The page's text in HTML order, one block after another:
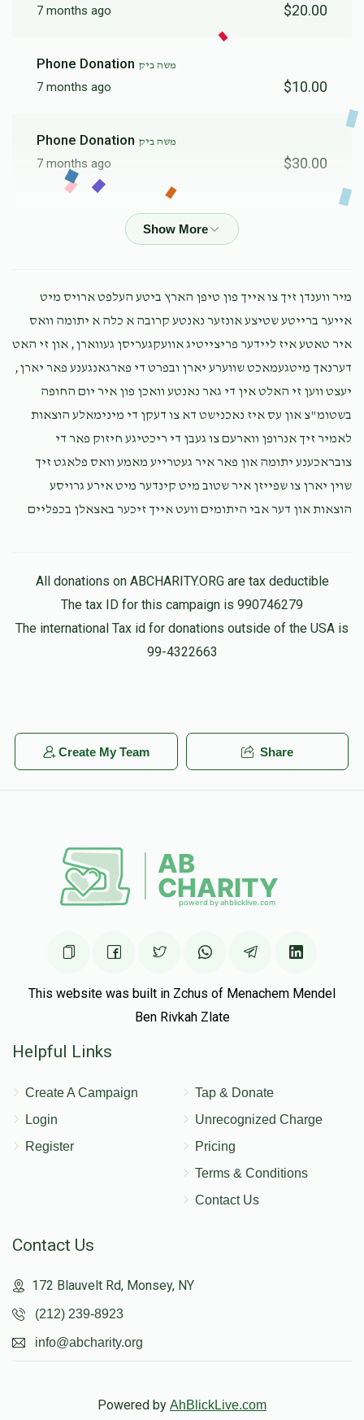
7 months ago $20.00
Phone Donation משה ביק
7 months ago $10.00
Phone Donation משה ביק
7 months ago $30.00
Phone Donation
Phone Donationמשה ביק
7 months ago $26.00
Phone Donation משה ביק
8 months ago $36.00
Phone Donation
8 months ago $100.00
מיר ווענדן זיך צו אייך פון טיפן הארץ ביטע העלפט ארויס מיט
אייער ברייטע שטיצע אונזער נאנטע קרובה א כלה א יתומה וואס
איר טאטע איז ליידער פריצייטיג אוועקגעריסן געווארן, און זי האט
דערנאך מיטגעמאכט שווערע יארן ובפרט די פארגאנגענע פאר יארן,
יעצט ווען זי האלט אין די גאר נאנטע וואכן פון איר יום החופה
בשטומ"צ און עס איז נאכנישט דא צו דעקן די מינימאלע הוצאות
לאמיר זיך אנרופן ווארעם צו געבן די ריכטיגע חיזוק פאר די
צובראכענע יתומה און פאר איר געטרייע מאמע וואס פלאגט זיך
שוין יארן צו שפייזן איר שטוב מיט קינדער מיט אירע גרויסע
הוצאות און דער אבי היתומים וועט אייך זיכער באצאלן בכפליים
All donations on ABCHARITY.ORG are tax deductible
The tax ID for this campaign is 990746279
The international Tax id for donations outside of the USA is
99-4322663
Create My Team Share
This website was built in Zchus of Menachem Mendel
Ben Rivkah Zlate
Helpful Links
Create A Campaign
Login
Register
Tap & Donate
Unrecognized Charge
Pricing
Terms & Conditions
Contact Us
Contact Us
172 Blauvelt Rd, Monsey, NY
(212) 239-8923
info@abcharity.org
Powered by AhBlickLive.com